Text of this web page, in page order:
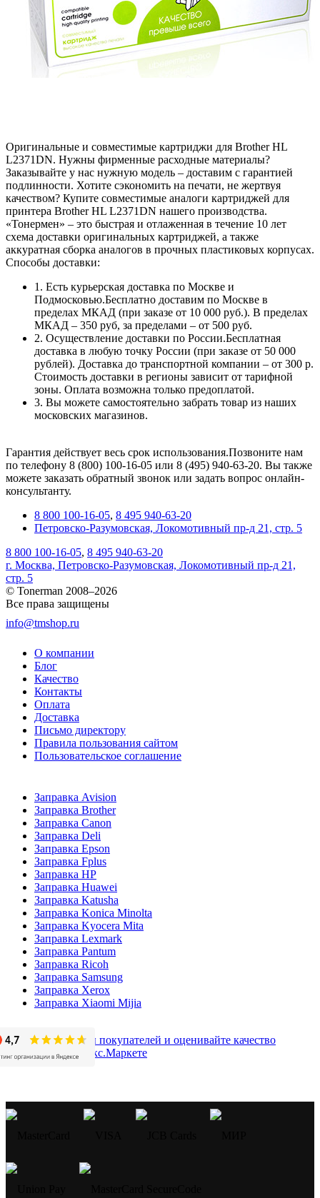
Оригинальные и совместимые картриджи для Brother HL
L2371DN. Нужны фирменные расходные материалы?
Заказывайте у нас нужную модель – доставим с гарантией
подлинности. Хотите сэкономить на печати, не жертвуя
качеством? Купите совместимые аналоги картриджей для
принтера Brother HL L2371DN нашего производства.
«Тонермен» – это быстрая и отлаженная в течение 10 лет
схема доставки оригинальных картриджей, а также
аккуратная сборка аналогов в прочных пластиковых корпусах.
Способы доставки:
1. Есть курьерская доставка по Москве и
Подмосковью.Бесплатно доставим по Москве в
пределах МКАД (при заказе от 10 000 руб.). В пределах
МКАД – 350 руб, за пределами – от 500 руб.
2. Осуществление доставки по России.Бесплатная
доставка в любую точку России (при заказе от 50 000
рублей). Доставка до транспортной компании – от 300 р.
Стоимость доставки в регионы зависит от тарифной
зоны. Оплата возможна только предоплатой.
3. Вы можете самостоятельно забрать товар из наших
московских магазинов.
Гарантия действует весь срок использования.Позвоните нам
по телефону 8 (800) 100-16-05 или 8 (495) 940-63-20. Вы также
можете заказать обратный звонок или задать вопрос онлайн-
консультанту.
8 800 100-16-05, 8 495 940-63-20
Петровско-Разумовская, Локомотивный пр-д 21, стр. 5
8 800 100-16-05, 8 495 940-63-20
г. Москва, Петровско-Разумовская, Локомотивный пр-д 21,
стр. 5
© Tonerman 2008–2026
Все права защищены
info@tmshop.ru
О компании
Блог
Качество
Контакты
Оплата
Доставка
Письмо директору
Правила пользования сайтом
Пользовательское соглашение
Заправка Avision
Заправка Brother
Заправка Canon
Заправка Deli
Заправка Epson
Заправка Fplus
Заправка HP
Заправка Huawei
Заправка Katusha
Заправка Konica Minolta
Заправка Kyocera Mita
Заправка Lexmark
Заправка Pantum
Заправка Ricoh
Заправка Samsung
Заправка Xerox
Заправка Xiaomi Mijia